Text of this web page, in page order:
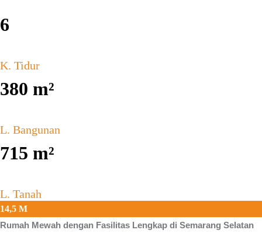
6
K. Tidur
380 m²
L. Bangunan
715 m²
L. Tanah
14,5 M
Rumah Mewah dengan Fasilitas Lengkap di Semarang Selatan